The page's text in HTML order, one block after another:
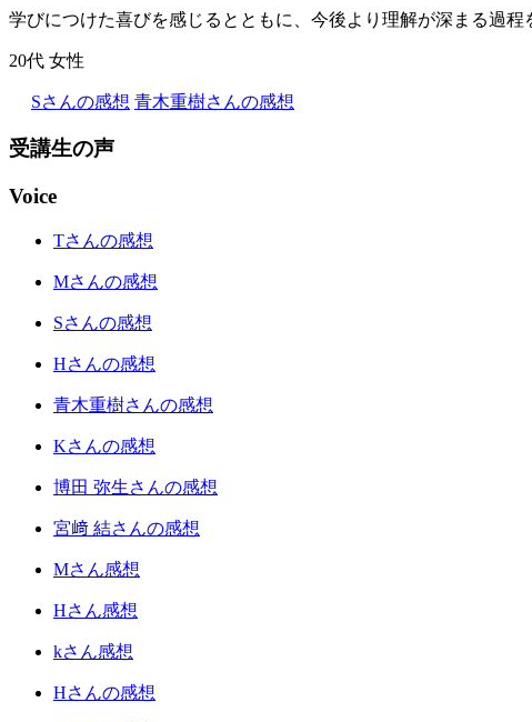
学びにつけた喜びを感じるとともに、今後より理解が深まる過
20代 女性
Sさんの感想 青木重樹さんの感想
受講生の声
Voice
Tさんの感想
Mさんの感想
Sさんの感想
Hさんの感想
青木重樹さんの感想
Kさんの感想
博田 弥生さんの感想
宮﨑 結さんの感想
Mさん感想
Hさん感想
kさん感想
Hさんの感想